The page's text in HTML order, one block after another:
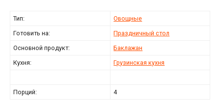
Тип:
Овощные
Готовить на:
Праздничный стол
Основной продукт:
Баклажан
Кухня:
Грузинская кухня
Порций: 4